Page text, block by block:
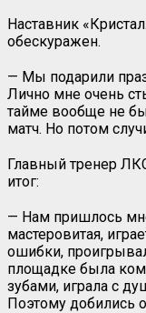
Наставник
обескуражен.
— Мы подарили
Лично мне очень
тайме вообще не
матч. Но потом
Главный тренер
итог:
— Нам пришлось
мастеровитая,
ошибки,
площадке была
зубами, играла с
Поэтому добились